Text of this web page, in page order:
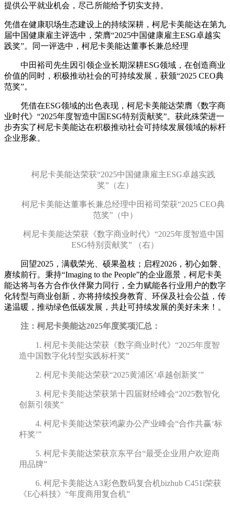
提供公平就业机会，尽己所能给予切实支持。
凭借在健康职场生态建设上的持续深耕，柯尼卡美能达在第九
届中国健康雇主评选中，荣膺“2025中国健康雇主ESG卓越实
践奖”。同一评选中，柯尼卡美能达董事长兼总经理
中田裕司先生因引领企业长期深耕ESG领域，在创造商业
价值的同时，积极推动社会的可持续发展，获颁“2025 CEO典
范奖”。
凭借在ESG领域的出色表现，柯尼卡美能达荣膺《数字商
业时代》“2025年度智造中国ESG特别贡献奖”。获此殊荣进一
步夯实了柯尼卡美能达在积极推动社会可持续发展领域的标杆
企业形象。
柯尼卡美能达荣获“2025中国健康雇主ESG卓越实践
奖”（左）
柯尼卡美能达董事长兼总经理中田裕司 荣获“2025 CEO典
范奖”（中）
柯尼卡美能达荣获《数字商业时代》 “2025年度智造中国
ESG特别贡献奖” （右）
回望2025，满载荣光、硕果盈枝；启程2026，初心如磐、
赓续前行。秉持“Imaging to the People”的企业愿景，柯尼卡美
能达将与各方合作伙伴聚力同行，全力赋能各行业用户的数字
化转型与商业创新，亦将持续投身教育、环保及社会公益，传
递温暖，推动绿色低碳发展，共赴可持续发展的美好未来！。
注 ： 柯尼卡美能达2025年度奖项汇总：
1. 柯尼卡美能达荣获《数字商业时代》 “2025年度智
造中国数字化转型实践标杆奖”
2. 柯尼卡美能达荣获“2025黄浦区‘卓越创新奖’”
3. 柯尼卡美能达荣获第十四届财经峰会“2025数智化
创新引领奖”
4. 柯尼卡美能达荣获鸿蒙办公产业峰会“合作共赢‘标
杆奖’”
5. 柯尼卡美能达荣获京东平台“最受企业用户欢迎商
用品牌”
6. 柯尼卡美能达A3彩色数码复合机bizhub C451i荣获
《E心科技》 “年度商用复合机”